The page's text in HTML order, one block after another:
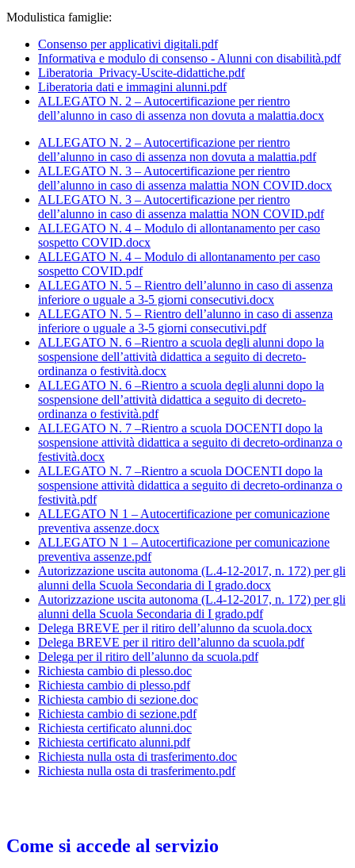
Modulistica famiglie:
Consenso per applicativi digitali.pdf
Informativa e modulo di consenso - Alunni con disabilità.pdf
Liberatoria_Privacy-Uscite-didattiche.pdf
Liberatoria dati e immagini alunni.pdf
ALLEGATO N. 2 – Autocertificazione per rientro
dell’alunno in caso di assenza non dovuta a malattia.docx
ALLEGATO N. 2 – Autocertificazione per rientro
dell’alunno in caso di assenza non dovuta a malattia.pdf
ALLEGATO N. 3 – Autocertificazione per rientro
dell’alunno in caso di assenza malattia NON COVID.docx
ALLEGATO N. 3 – Autocertificazione per rientro
dell’alunno in caso di assenza malattia NON COVID.pdf
ALLEGATO N. 4 – Modulo di allontanamento per caso
sospetto COVID.docx
ALLEGATO N. 4 – Modulo di allontanamento per caso
sospetto COVID.pdf
ALLEGATO N. 5 – Rientro dell’alunno in caso di assenza
inferiore o uguale a 3-5 giorni consecutivi.docx
ALLEGATO N. 5 – Rientro dell’alunno in caso di assenza
inferiore o uguale a 3-5 giorni consecutivi.pdf
ALLEGATO N. 6 –Rientro a scuola degli alunni dopo la
sospensione dell’attività didattica a seguito di decreto-
ordinanza o festività.docx
ALLEGATO N. 6 –Rientro a scuola degli alunni dopo la
sospensione dell’attività didattica a seguito di decreto-
ordinanza o festività.pdf
ALLEGATO N. 7 –Rientro a scuola DOCENTI dopo la
sospensione attività didattica a seguito di decreto-ordinanza o
festività.docx
ALLEGATO N. 7 –Rientro a scuola DOCENTI dopo la
sospensione attività didattica a seguito di decreto-ordinanza o
festività.pdf
ALLEGATO N 1 – Autocertificazione per comunicazione
preventiva assenze.docx
ALLEGATO N 1 – Autocertificazione per comunicazione
preventiva assenze.pdf
Autorizzazione uscita autonoma (L.4-12-2017, n. 172) per gli
alunni della Scuola Secondaria di I grado.docx
Autorizzazione uscita autonoma (L.4-12-2017, n. 172) per gli
alunni della Scuola Secondaria di I grado.pdf
Delega BREVE per il ritiro dell’alunno da scuola.docx
Delega BREVE per il ritiro dell’alunno da scuola.pdf
Delega per il ritiro dell’alunno da scuola.pdf
Richiesta cambio di plesso.doc
Richiesta cambio di plesso.pdf
Richiesta cambio di sezione.doc
Richiesta cambio di sezione.pdf
Richiesta certificato alunni.doc
Richiesta certificato alunni.pdf
Richiesta nulla osta di trasferimento.doc
Richiesta nulla osta di trasferimento.pdf
Come si accede al servizio